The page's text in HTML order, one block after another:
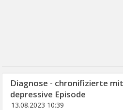
Diagnose - chronifizierte
depressive Episode
13.08.2023 10:39